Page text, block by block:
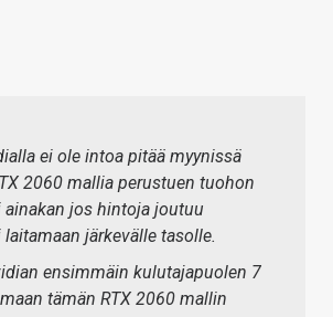
ei ole intoa pitää myynissä
2060 mallia perustuen tuohon
ainakan jos hintoja joutuu
järkevälle tasolle.
ensimmäin kulutajapuolen 7
tämän RTX 2060 mallin